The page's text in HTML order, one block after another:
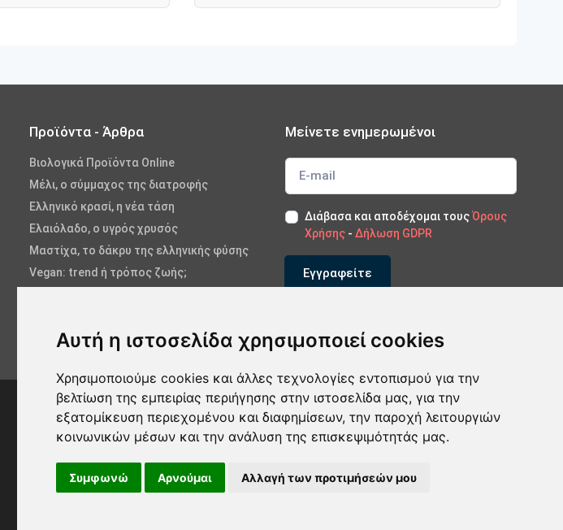
Αυτή η ιστοσελίδα χρησιμοποιεί cookies
Χρησιμοποιούμε cookies και άλλες τεχνολογίες εντοπισμού για την
βελτίωση της εμπειρίας περιήγησης στην ιστοσελίδα μας, για την
εξατομίκευση περιεχομένου και διαφημίσεων, την παροχή λειτουργιών
κοινωνικών μέσων και την ανάλυση της επισκεψιμότητάς μας.
Συμφωνώ Αρνούμαι Αλλαγή των προτιμήσεών μου
Προϊόντα - Άρθρα
Βιολογικά Προϊόντα Online
Μέλι, ο σύμμαχος της διατροφής
Ελληνικό κρασί, η νέα τάση
Ελαιόλαδο, ο υγρός χρυσός
Μαστίχα, το δάκρυ της ελληνικής φύσης
Vegan: trend ή τρόπος ζωής;
Αλόη, η θεραπευτική
Μείνετε ενημερωμένοι
Διάβασα και αποδέχομαι τουςΌρους
Χρήσης - Δήλωση GDPR
Εγγραφείτε